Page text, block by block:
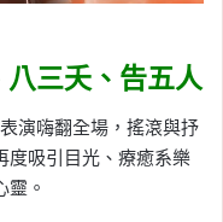
八三夭、告五人
演嗨翻全場，搖滾與抒
度吸引目光、療癒系樂
靈。